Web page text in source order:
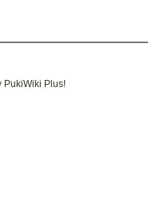
PukiWiki Plus!